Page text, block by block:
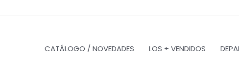
CATÁLOGO / NOVEDADES LOS + VENDIDOS